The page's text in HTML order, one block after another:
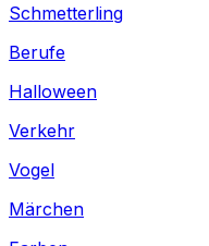
Schmetterling
Berufe
Halloween
Verkehr
Vogel
Märchen